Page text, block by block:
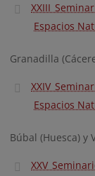
XXIII
Espacios
Granadilla
XXIV
Espacios
Búbal (Huesca) y
XXV